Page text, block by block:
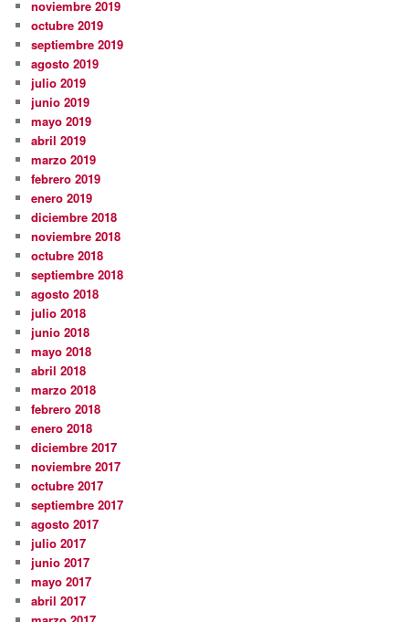
noviembre 2019
octubre 2019
septiembre 2019
agosto 2019
julio 2019
junio 2019
mayo 2019
abril 2019
marzo 2019
febrero 2019
enero 2019
diciembre 2018
noviembre 2018
octubre 2018
septiembre 2018
agosto 2018
julio 2018
junio 2018
mayo 2018
abril 2018
marzo 2018
febrero 2018
enero 2018
diciembre 2017
noviembre 2017
octubre 2017
septiembre 2017
agosto 2017
julio 2017
junio 2017
mayo 2017
abril 2017